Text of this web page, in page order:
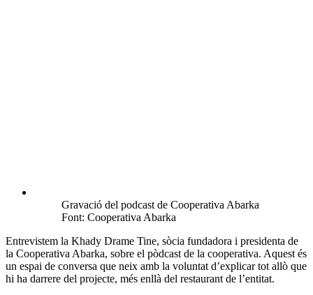
Gravació del podcast de Cooperativa Abarka
Font: Cooperativa Abarka
Entrevistem la Khady Drame Tine, sòcia fundadora i presidenta de
la Cooperativa Abarka, sobre el pòdcast de la cooperativa. Aquest és
un espai de conversa que neix amb la voluntat d’explicar tot allò que
hi ha darrere del projecte, més enllà del restaurant de l’entitat.